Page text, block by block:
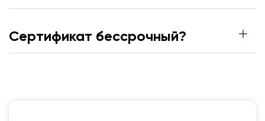
Сертификат бессрочный?